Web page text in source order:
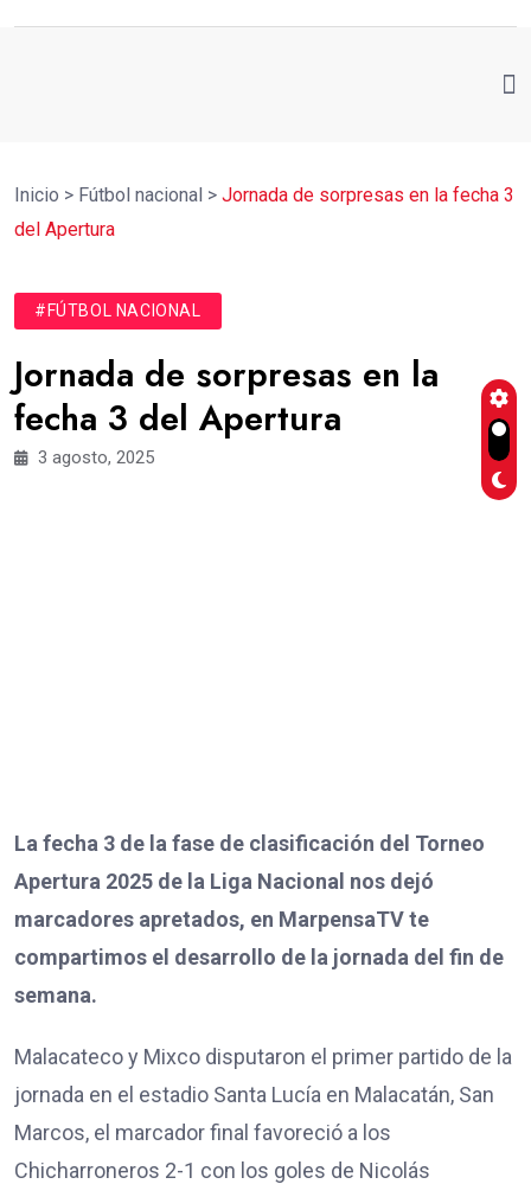
Inicio > Fútbol nacional > Jornada de sorpresas en la fecha 3
del Apertura
#FÚTBOL NACIONAL
Jornada de sorpresas en la
fecha 3 del Apertura
3 agosto, 2025
La fecha 3 de la fase de clasificación del Torneo
Apertura 2025 de la Liga Nacional nos dejó
marcadores apretados, en MarpensaTV te
compartimos el desarrollo de la jornada del fin de
semana.
Malacateco y Mixco disputaron el primer partido de la
jornada en el estadio Santa Lucía en Malacatán, San
Marcos, el marcador final favoreció a los
Chicharroneros 2-1 con los goles de Nicolás